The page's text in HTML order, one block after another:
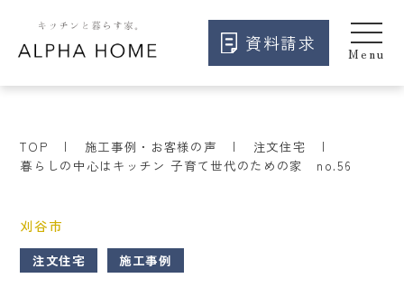
資料請求
TOP 施工事例・お客様の声
注文住宅
暮らしの中心はキッチン 子育て世代のための家 no.56
刈谷市
注文住宅 施工事例